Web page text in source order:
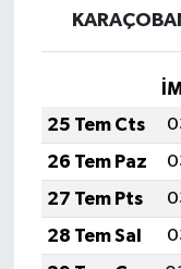
25 Tem Cts
26 Tem Paz
27 Tem Pts
28 Tem Sal